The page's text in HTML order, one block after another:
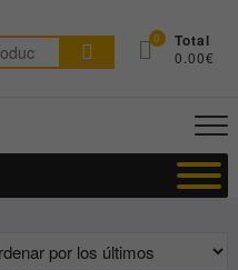
Buscar
por:
0 Total
0.00€